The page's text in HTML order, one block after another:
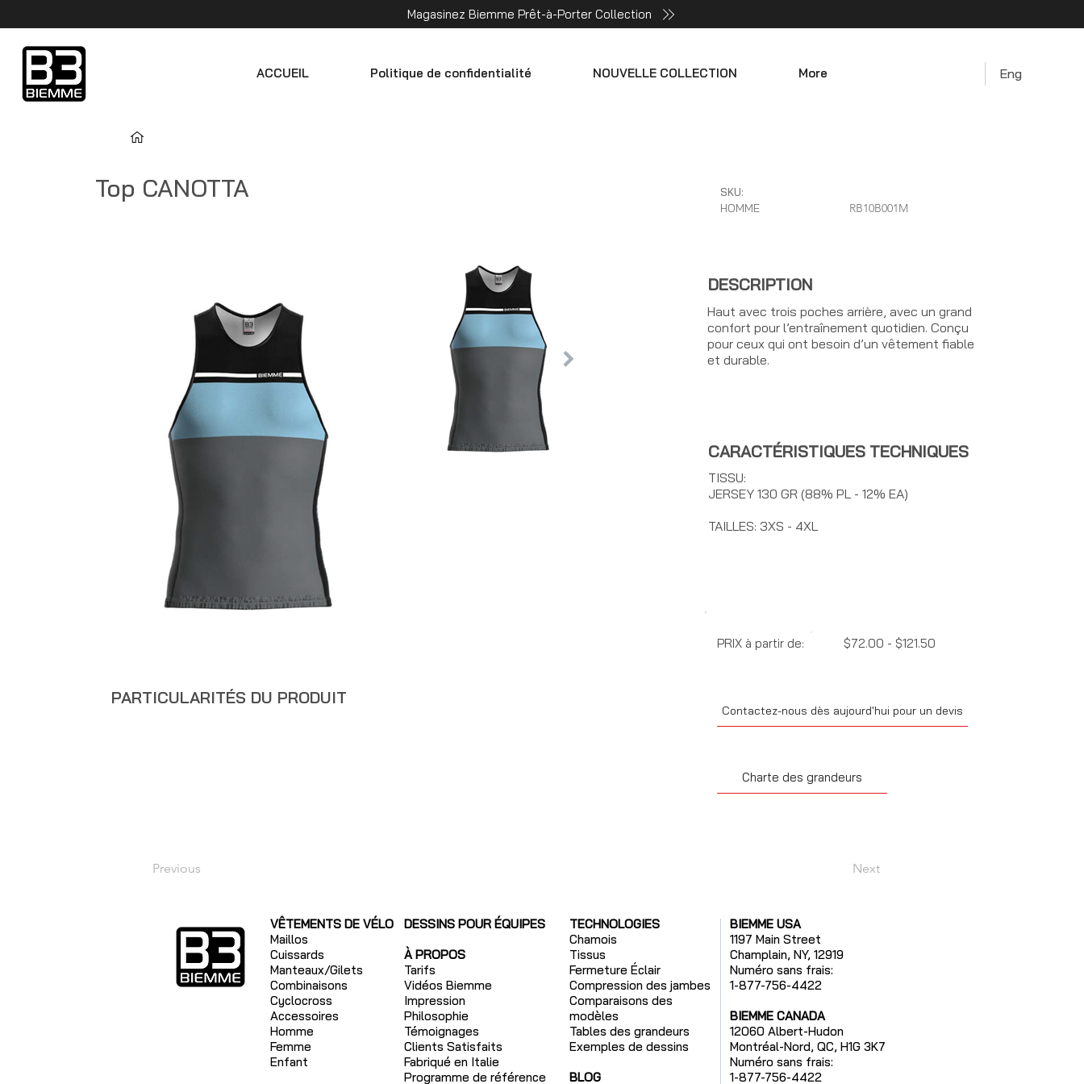
Magasinez Biemme Prêt-à-Porter Collection
ACCUEIL Politique de confidentialité NOUVELLE COLLECTION More Eng
Top CANOTTA
PARTICULARITÉS DU PRODUIT
SKU:
HOMME RB10B001M
DESCRIPTION
Haut avec trois poches arrière, avec un grand
confort pour l’entraînement quotidien. Conçu
pour ceux qui ont besoin d’un vêtement fiable
et durable.
CARACTÉRISTIQUES TECHNIQUES
TISSU:
JERSEY 130 GR (88% PL - 12% EA)
TAILLES: 3XS - 4XL
PRIX à partir de: $72.00 - $121.50
Contactez-nous dès aujourd'hui pour un devis
Charte des grandeurs
Previous Next
VÊTEMENTS DE VÉLO
Maillos
Cuissards
Manteaux/Gilets
Combinaisons
Cyclocross
Accessoires
Homme
Femme
Enfant
DESSINS POUR ÉQUIPES
À PROPOS
Tarifs
Vidéos Biemme
Impression
Philosophie
Témoignages
Clients Satisfaits
Fabriqué en Italie
Programme de référence
TECHNOLOGIES
Chamois
Tissus
Fermeture Éclair
Compression des jambes
Comparaisons des
modèles
Tables des grandeurs
Exemples de dessins
BLOG
BIEMME USA
1197 Main Street
Champlain, NY, 12919
Numéro sans frais:
1-877-756-4422
BIEMME CANADA
12060 Albert-Hudon
Montréal-Nord, QC, H1G 3K7
Numéro sans frais:
1-877-756-4422